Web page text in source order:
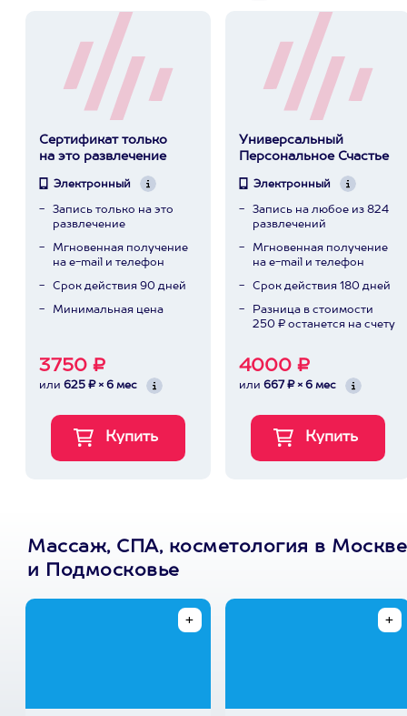
Сертификат только
на это развлечение
Электронный
Запись только на это
развлечение
Мгновенная получение
на e-mail и телефон
Срок действия 90 дней
Минимальная цена
3750 ₽
или 625 ₽ × 6 мес
Универсальный
Персональное Счастье
Электронный
Запись на любое из 824
развлечений
Мгновенная получение
на e-mail и телефон
Срок действия 180 дней
Разница в стоимости
250 ₽ останется на счету
4000 ₽
или 667 ₽ × 6 мес
Массаж, СПА, косметология в Москве
и Подмосковье